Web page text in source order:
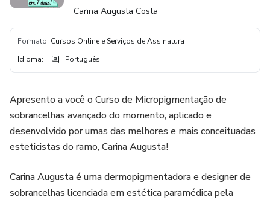
Carina Augusta Costa
Formato: Cursos Online e Serviços de Assinatura
Idioma: Português
Apresento a você o Curso de Micropigmentação de
sobrancelhas avançado do momento, aplicado e
desenvolvido por umas das melhores e mais conceituadas
esteticistas do ramo, Carina Augusta!
Carina Augusta é uma dermopigmentadora e designer de
sobrancelhas licenciada em estética paramédica pela